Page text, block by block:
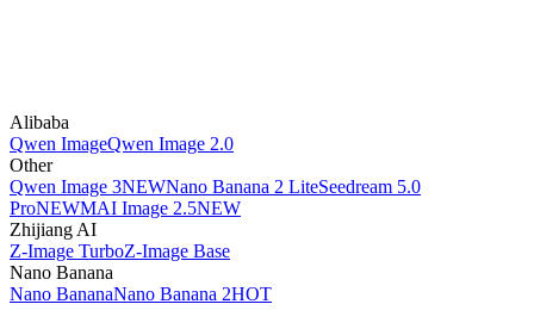
Alibaba
Qwen ImageQwen Image 2.0
Other
Qwen Image 3NEWNano Banana 2 LiteSeedream 5.0
ProNEWMAI Image 2.5NEW
Zhijiang AI
Z-Image TurboZ-Image Base
Nano Banana
Nano BananaNano Banana 2HOT